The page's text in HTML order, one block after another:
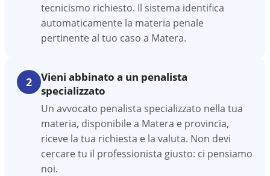
tecnicismo richiesto. Il sistema identifica
automaticamente la materia penale
pertinente al tuo caso a Matera.
2
Vieni abbinato a un penalista
specializzato
Un avvocato penalista specializzato nella tua
materia, disponibile a Matera e provincia,
riceve la tua richiesta e la valuta. Non devi
cercare tu il professionista giusto: ci pensiamo
noi.